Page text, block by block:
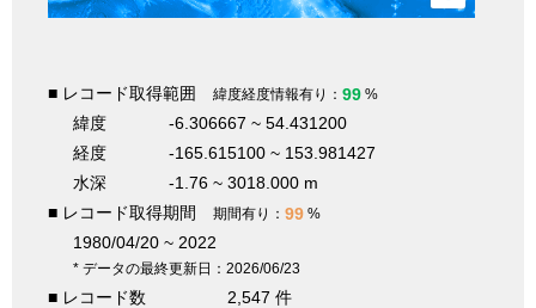
■ レコード取得範囲 緯度経度情報有り： 99 %
緯度
-6.306667 ~ 54.431200
経度
-165.615100 ~ 153.981427
水深
-1.76 ~ 3018.000 m
■ レコード取得期間
期間有り： 99 %
1980/04/20 ~ 2022
* データの最終更新日：2026/06/23
■ レコード数
2,547 件